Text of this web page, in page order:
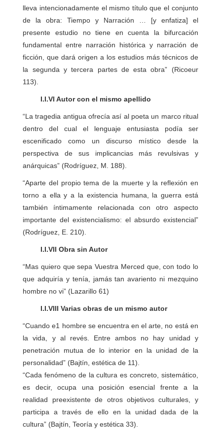
lleva intencionadamente el mismo título que el conjunto
de la obra: Tiempo y Narración … [y enfatiza] el
presente estudio no tiene en cuenta la bifurcación
fundamental entre narración histórica y narración de
ficción, que dará origen a los estudios más técnicos de
la segunda y tercera partes de esta obra” (Ricoeur
113).
I.I.VI Autor con el mismo apellido
“La tragedia antigua ofrecía así al poeta un marco ritual
dentro del cual el lenguaje entusiasta podía ser
escenificado como un discurso místico desde la
perspectiva de sus implicancias más revulsivas y
anárquicas” (Rodríguez, M. 188).
“Aparte del propio tema de la muerte y la reflexión en
torno a ella y a la existencia humana, la guerra está
también íntimamente relacionada con otro aspecto
importante del existencialismo: el absurdo existencial”
(Rodríguez, E. 210).
I.I.VII Obra sin Autor
“Mas quiero que sepa Vuestra Merced que, con todo lo
que adquiría y tenía, jamás tan avariento ni mezquino
hombre no vi” (Lazarillo 61)
I.I.VIII Varias obras de un mismo autor
“Cuando e1 hombre se encuentra en el arte, no está en
la vida, y al revés. Entre ambos no hay unidad y
penetración mutua de lo interior en la unidad de la
personalidad” (Bajtín, estética de 11).
“Cada fenómeno de la cultura es concreto, sistemático,
es decir, ocupa una posición esencial frente a la
realidad preexistente de otros objetivos culturales, y
participa a través de ello en la unidad dada de la
cultura” (Bajtín, Teoría y estética 33).